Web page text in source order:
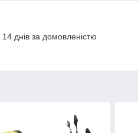
днів за домовленістю